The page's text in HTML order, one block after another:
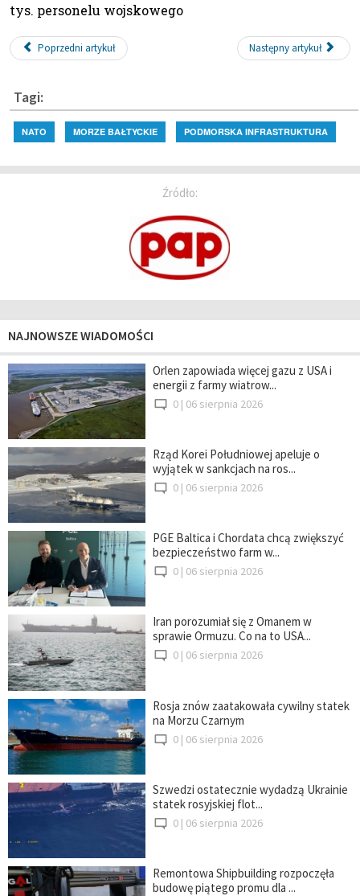
tys. personelu wojskowego
Poprzedni artykuł Następny artykuł
Tagi:
NATO MORZE BAŁTYCKIE PODMORSKA INFRASTRUKTURA
Źródło:
NAJNOWSZE WIADOMOŚCI
Orlen zapowiada więcej gazu z USA i
energii z farmy wiatrow...
0 | 06 sierpnia 2026
Rząd Korei Południowej apeluje o
wyjątek w sankcjach na ros...
0 | 06 sierpnia 2026
PGE Baltica i Chordata chcą zwiększyć
bezpieczeństwo farm w...
0 | 06 sierpnia 2026
Iran porozumiał się z Omanem w
sprawie Ormuzu. Co na to USA...
0 | 06 sierpnia 2026
Rosja znów zaatakowała cywilny statek
na Morzu Czarnym
0 | 06 sierpnia 2026
Szwedzi ostatecznie wydadzą Ukrainie
statek rosyjskiej flot...
0 | 06 sierpnia 2026
Remontowa Shipbuilding rozpoczęła
budowę piątego promu dla ...